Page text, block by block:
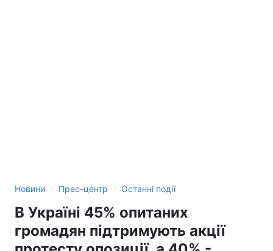
Новини › Прес-центр › Останні події
В Україні 45% опитаних
громадян підтримують акції